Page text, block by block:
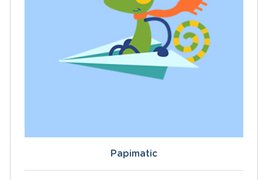
Papimatic